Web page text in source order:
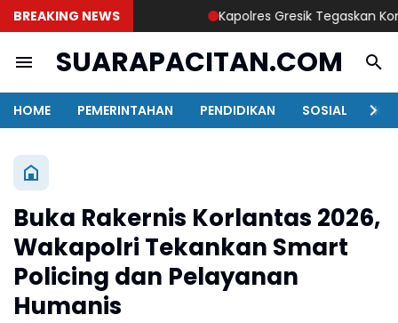
BREAKING NEWS Kapolres Gresik Tegaskan
SUARAPACITAN.COM
HOME PEMERINTAHAN PENDIDIKAN SOSIAL
Buka Rakernis Korlantas 2026,
Wakapolri Tekankan Smart
Policing dan Pelayanan
Humanis